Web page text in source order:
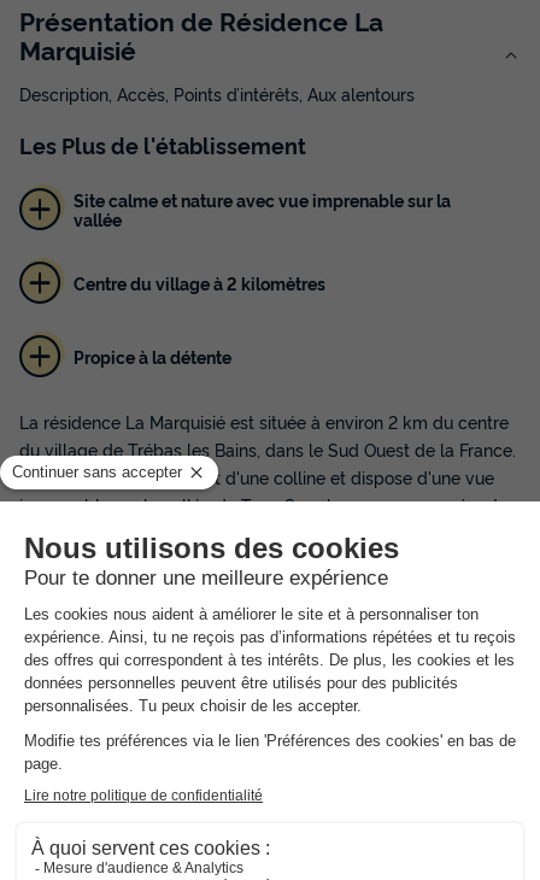
Présentation de Résidence La
Marquisié
Description, Accès, Points d’intérêts, Aux alentours
Les Plusde l'établissement
Site calme et nature avec vue imprenable sur la
vallée
Centre du village à 2 kilomètres
Propice à la détente
La résidence La Marquisié est située à environ 2 km du centre
du village de Trébas les Bains, dans le Sud Ouest de la France.
Elle se trouve au sommet d'une colline et dispose d'une vue
imprenable sur la vallée du Tarn. Sur place, vous aurez à votre
disposition la piscine intérieure de la résidence et l'espace
bien-être avec du sauna.
Afin d'agrémenter votre séjour à la résidence La Marquisié, elle
vous propose un programme d'animations familiales. Il n'y a
rien de plus beau que de partir à la découverte du Tarn avec
de belles randonnées pédestres ou des randonnées en VTT.
promenades avec des ânes, du canoë sur le Tarn, des
La résidence La Marquisié vous offre une multitude de services
afin de faciliter vos vacances. Vous pourrez vous rendre au